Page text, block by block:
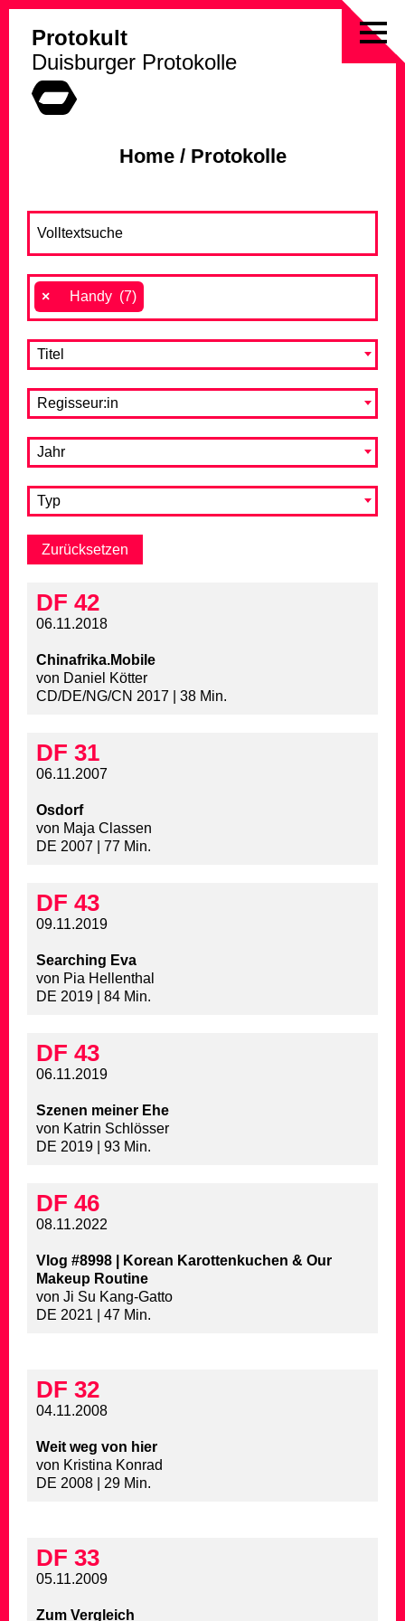
to
Protokult
Duisburger Protokolle
Home/ Protokolle
× Handy (7)
Titel
Regisseur:in
Jahr
Typ
DF 42
06.11.2018
Chinafrika.Mobile
von Daniel Kötter
CD/DE/NG/CN 2017 | 38 Min.
DF 31
06.11.2007
Osdorf
von Maja Classen
DE 2007 | 77 Min.
DF 43
09.11.2019
Searching Eva
von Pia Hellenthal
DE 2019 | 84 Min.
DF 43
06.11.2019
Szenen meiner Ehe
von Katrin Schlösser
DE 2019 | 93 Min.
DF 46
08.11.2022
Vlog #8998 | Korean Karottenkuchen & Our
Makeup Routine
von Ji Su Kang-Gatto
DE 2021 | 47 Min.
DF 32
04.11.2008
Weit weg von hier
von Kristina Konrad
DE 2008 | 29 Min.
DF 33
05.11.2009
Zum Vergleich